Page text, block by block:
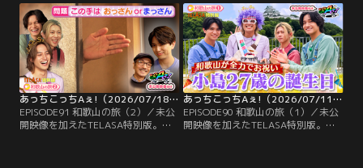
野は、富士急ハイランドのアトラク
ションでドキドキするのか実験を行
うことに！急旋回が人気のバイク型
ジェットコースターでは、予想外の
動きに大絶叫！
おいしさのあまり、海に向かって大
絶叫！すると、まさかの反応が返っ
てくる！？さらに、誕生日プレゼン
トをゲットするため…。
あっちこっちAぇ!（2026/07/18放送分）第91話
EPISODE91 和歌山の旅（2）／未公
開映像を加えたTELASA特別版。小
あっちこっちAぇ!（2026/07/11放送分）第90話
EPISODE90 和歌山の旅（1）／未公
開映像を加えたTELASA特別版。小